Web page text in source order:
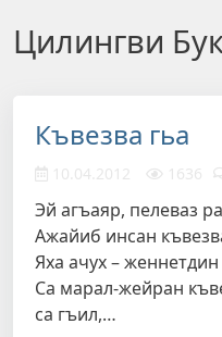
Цилингви
Къвезва гьа
10.04.2012 1636
Эй агъаяр, пелеваз
Ажайиб инсан
Яха ачух –
Са марал-жейран
са гъил,…